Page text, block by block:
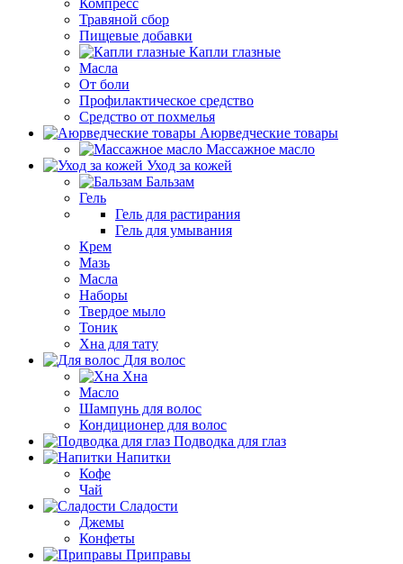
Компресс
Травяной сбор
Пищевые добавки
Капли глазные
Масла
От боли
Профилактическое средство
Средство от похмелья
Аюрведческие товары
Массажное масло
Уход за кожей
Бальзам
Гель
Гель для растирания
Гель для умывания
Крем
Мазь
Масла
Наборы
Твердое мыло
Тоник
Хна для тату
Для волос
Хна
Масло
Шампунь для волос
Кондиционер для волос
Подводка для глаз
Напитки
Кофе
Чай
Сладости
Джемы
Конфеты
Приправы